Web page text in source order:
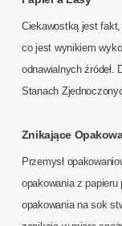
Ciekawostką jest
co jest wynikiem
odnawialnych źródeł​.
Stanach
Znikające
Przemysł
opakowania z
opakowania na sok